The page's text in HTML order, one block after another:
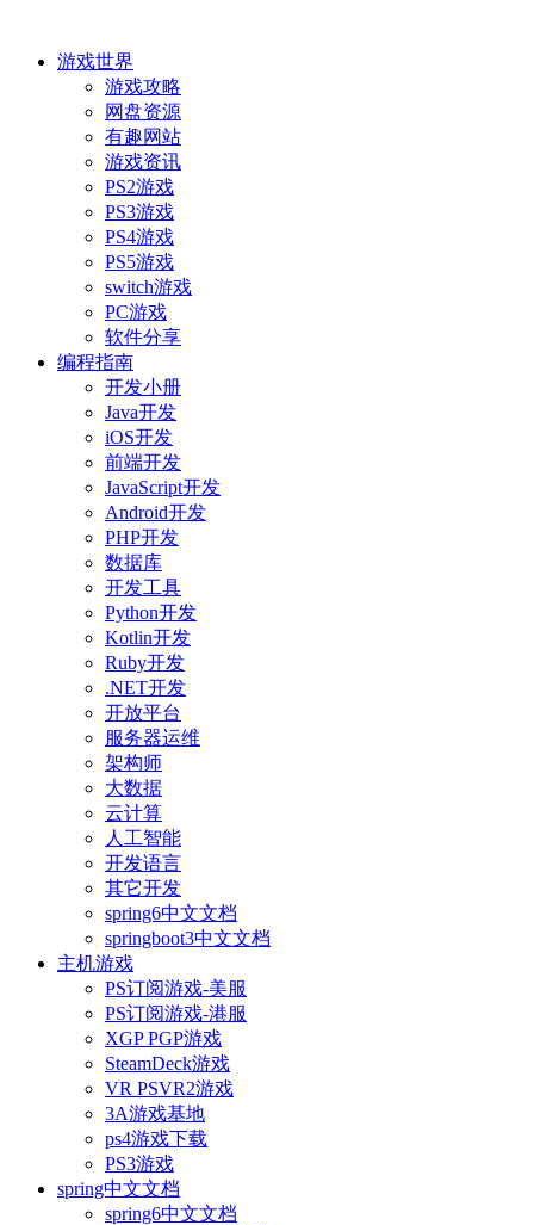
游戏世界
游戏攻略
网盘资源
有趣网站
游戏资讯
PS2游戏
PS3游戏
PS4游戏
PS5游戏
switch游戏
PC游戏
软件分享
编程指南
开发小册
Java开发
iOS开发
前端开发
JavaScript开发
Android开发
PHP开发
数据库
开发工具
Python开发
Kotlin开发
Ruby开发
.NET开发
开放平台
服务器运维
架构师
大数据
云计算
人工智能
开发语言
其它开发
spring6中文文档
springboot3中文文档
主机游戏
PS订阅游戏-美服
PS订阅游戏-港服
XGP PGP游戏
SteamDeck游戏
VR PSVR2游戏
3A游戏基地
ps4游戏下载
PS3游戏
spring中文文档
spring6中文文档